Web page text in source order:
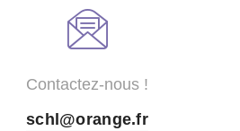
Contactez-nous !
schl@orange.fr